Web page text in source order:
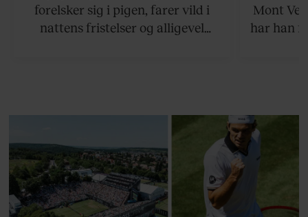
forelsker sig i pigen, farer vild i
nattens fristelser og alligevel
blevet voksen. Her indtager
fortællerens plads i et portræt om
arv, angst, familieliv, frygten for
at miste stemmen og den
livsglæde, han nægter at give slip
Mont
har han